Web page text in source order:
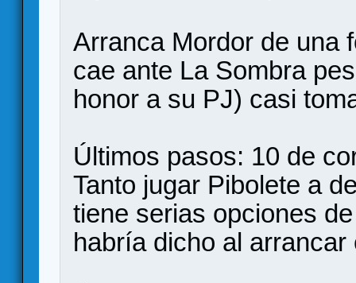
Arranca Mordor de una
cae ante La Sombra
honor a su PJ) casi
Últimos pasos: 10 de
Tanto jugar Pibolete a
tiene serias opciones
habría dicho al arrancar